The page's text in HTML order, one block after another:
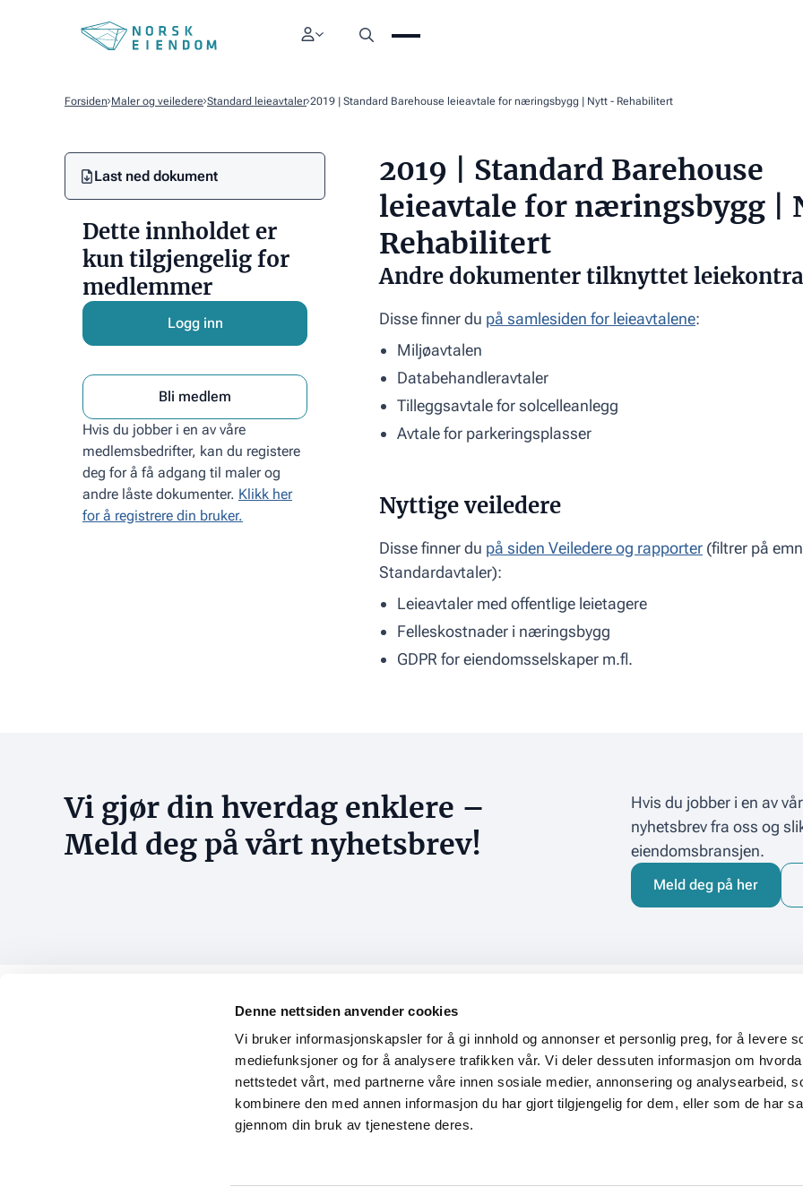
Denne nettsiden anvender cookies
Vi bruker informasjonskapsler for å gi innhold og annonser et personlig preg, for å levere
mediefunksjoner og for å analysere trafikken vår. Vi deler dessuten informasjon om
nettstedet vårt, med partnerne våre innen sosiale medier, annonsering og analysearbeid,
kombinere den med annen informasjon du har gjort tilgjengelig for dem, eller som de har
gjennom din bruk av tjenestene deres.
Forsiden Maler og veiledere Standard leieavtaler 2019 | Standard Barehouse leieavtale for næringsbygg | Nytt - Rehabilitert
Last ned dokument
Link
Text
Dette innholdet er
kun tilgjengelig for
medlemmer
Logg inn
Bli medlem
Hvis du jobber i en av våre
medlemsbedrifter, kan du registere
deg for å få adgang til maler og
andre låste dokumenter. Klikk her
for å registrere din bruker.
2019 | Standard Barehouse
leieavtale for næringsbygg |
Rehabilitert
Andre dokumenter tilknyttet
Disse finner du på samlesiden for leieavtalene:
Miljøavtalen
Databehandleravtaler
Tilleggsavtale for solcelleanlegg
Avtale for parkeringsplasser
Nyttige veiledere
Disse finner du på siden Veiledere og rapporter (filtrer på
Standardavtaler):
Leieavtaler med offentlige leietagere
Felleskostnader i næringsbygg
GDPR for eiendomsselskaper m.fl.
Vi gjør din hverdag enklere –
Meld deg på vårt nyhetsbrev!
Hvis du jobber i en av
nyhetsbrev fra oss og
eiendomsbransjen.
Meld deg på her
Kontakt
E-post
post@noeiendom.no
Kontakt
Ansatte
Registrer bruker
Adresse
Postadresse
Norsk Eiendom
Postboks 1167 Sentrum
Se kart